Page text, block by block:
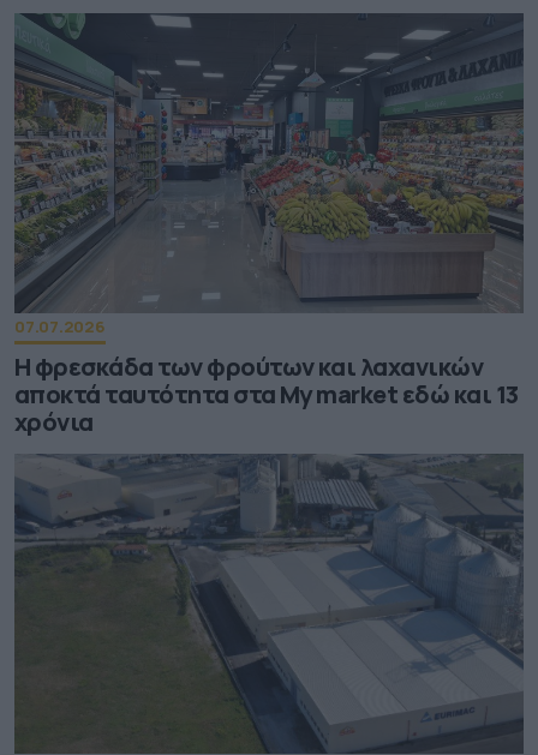
07.07.2026
Η φρεσκάδα των φρούτων και λαχανικών
αποκτά ταυτότητα στα My market εδώ και 13
χρόνια